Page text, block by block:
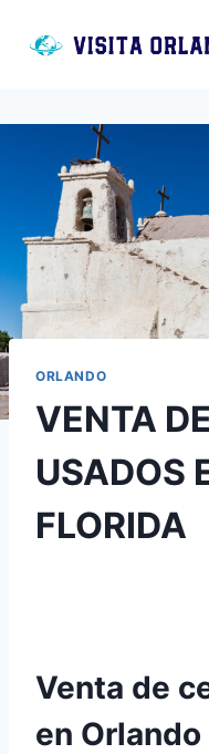
ORLANDO
VENTA
USADOS
FLORIDA
Venta de
en